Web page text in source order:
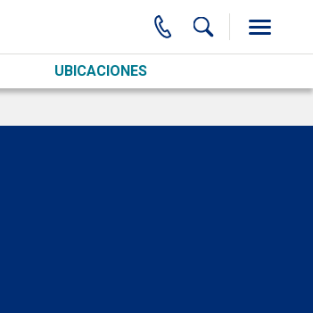
UBICACIONES